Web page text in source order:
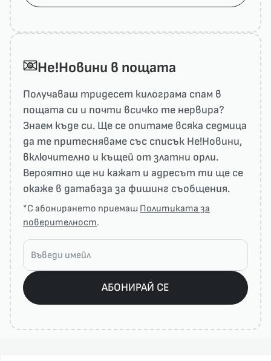
He!Новини в пощата
Получаваш тридесет килограма спам в
пощата си и почти всичко те нервира?
Знаем къде си. Ще се опитаме всяка седмица
да те притесняваме със списък He!Новини,
включително и къщей от златни орли.
Вероятно ще ни кажат и адресът ти ще се
окаже в датабаза за фишинг съобщения.
*С абонирането приемаш Политиката за
поверителност.
АБОНИРАЙ СЕ